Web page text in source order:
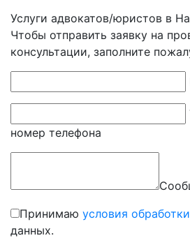
Услуги адвокатов/юристов в
Чтобы отправить заявку на
консультации, заполните
номер телефона
Принимаю условия обработки
данных.